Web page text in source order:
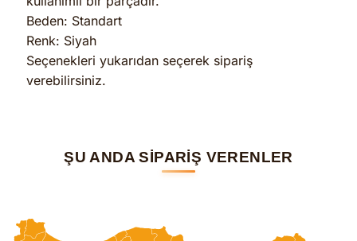
Beden: Standart
Renk: Siyah
Seçenekleri yukarıdan seçerek sipariş
verebilirsiniz.
ŞU ANDA SİPARİŞ VERENLER